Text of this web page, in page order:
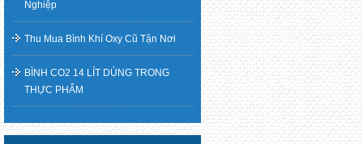
Nghiệp
Thu Mua Bình Khí Oxy Cũ Tận Nơi
BÌNH CO2 14 LÍT DÙNG TRONG
THỰC PHẨM